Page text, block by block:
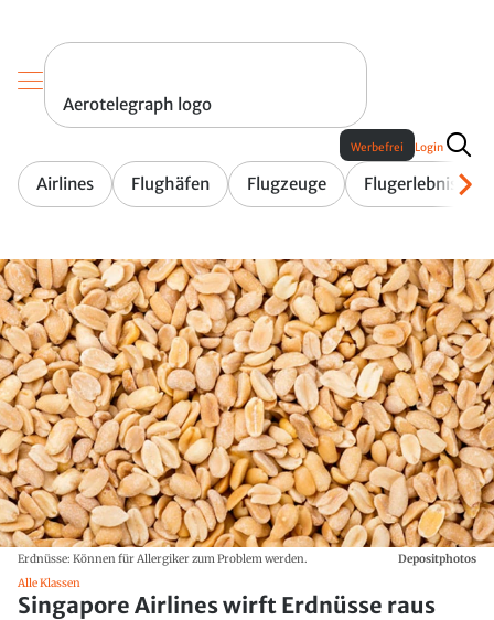
Aerotelegraph logo
Airlines Flughäfen Flugzeuge Flugerlebnis
Werbefrei Login
Erdnüsse: Können für Allergiker zum Problem werden.
Depositphotos
Alle Klassen
Singapore Airlines wirft Erdnüsse raus